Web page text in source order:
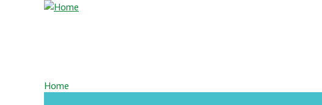
Overslaan en naar de inhoud gaan
U BENT HIER
Home